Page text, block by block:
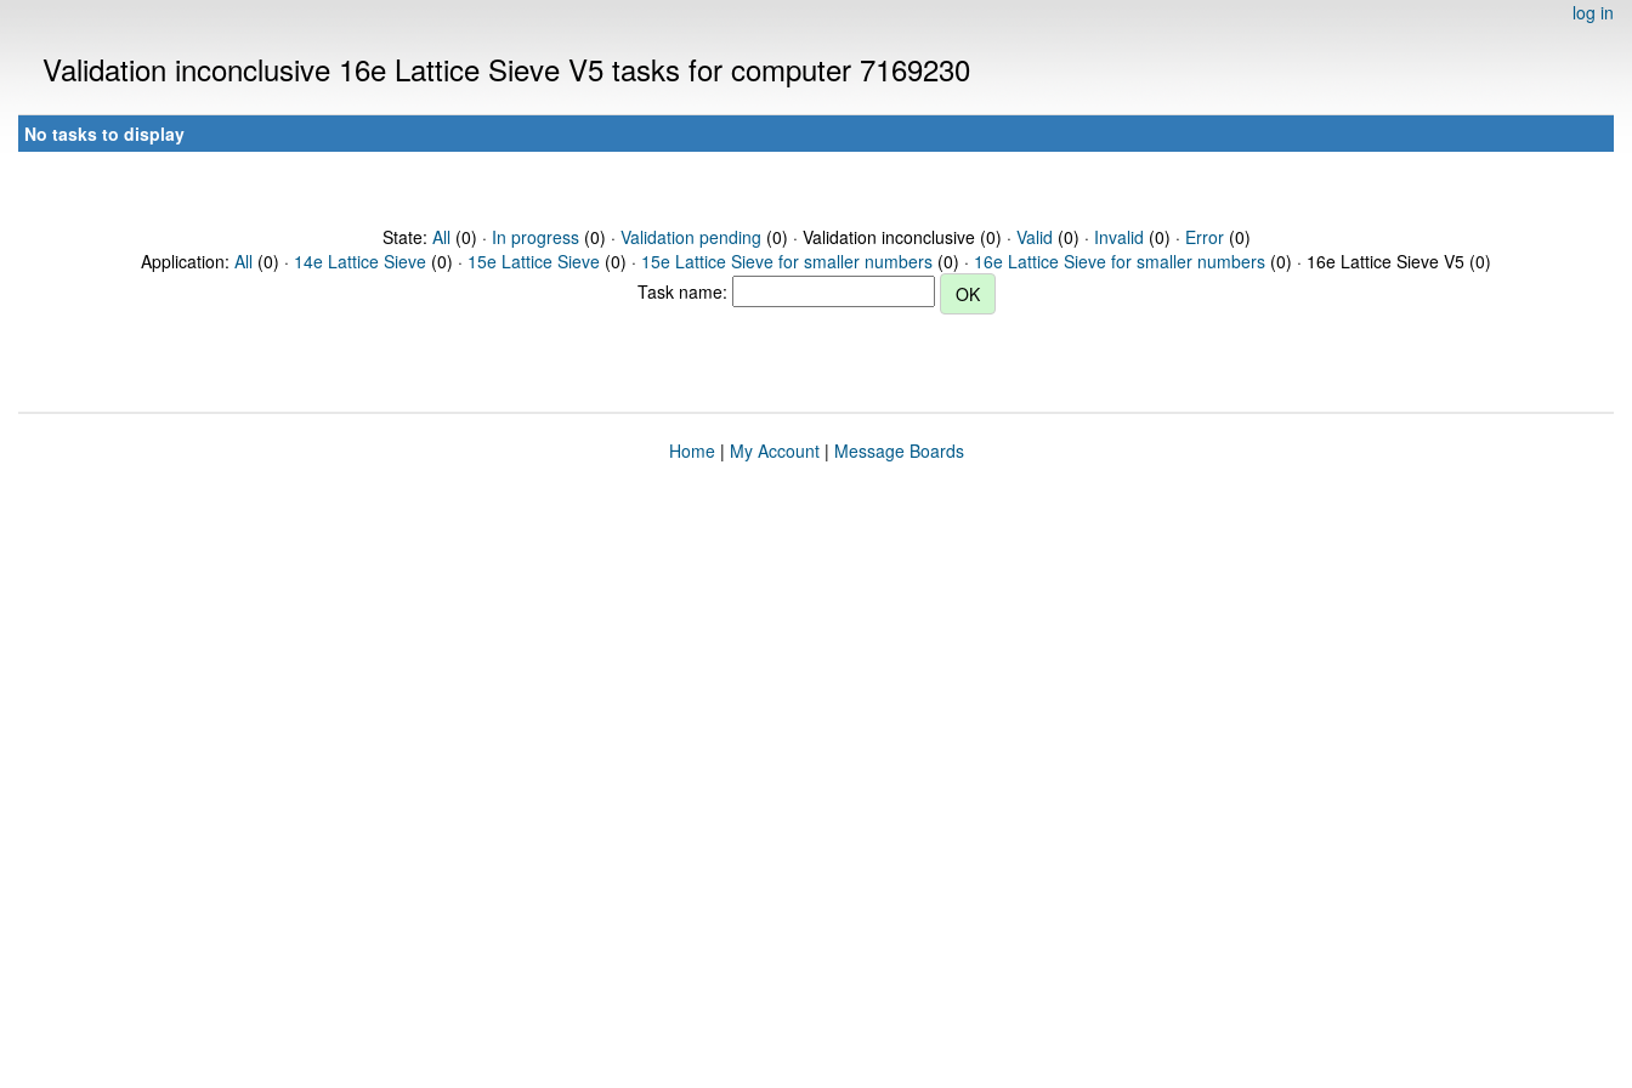
log in
Validation inconclusive 16e Lattice Sieve V5 tasks for computer 7169230
No tasks to display
State: All(0) · In progress(0) · Validation pending (0) · Validation inconclusive (0) · Valid (0) · Invalid (0) · Error(0)
Application: All (0) · 14e Lattice Sieve (0) · 15e Lattice Sieve (0) · 15e Lattice Sieve for smaller numbers (0) · 16e Lattice Sieve for smaller numbers (0) · 16e Lattice Sieve V5 (0)
Task name:
Home| My Account| Message Boards